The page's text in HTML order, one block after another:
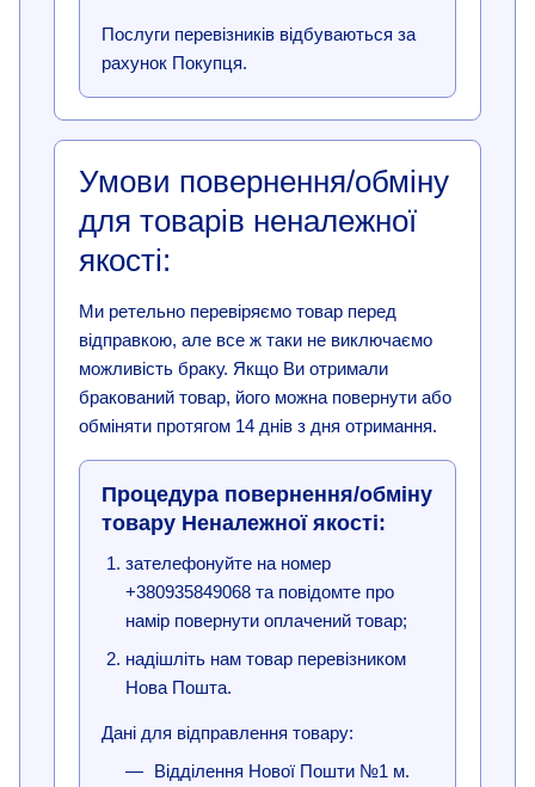
Послуги перевізників відбуваються за
рахунок Покупця.
Умови повернення/обміну
для товарів неналежної
якості:
Ми ретельно перевіряємо товар перед
відправкою, але все ж таки не виключаємо
можливість браку. Якщо Ви отримали
бракований товар, його можна повернути або
обміняти протягом 14 днів з дня отримання.
Процедура повернення/обміну
товару Неналежної якості:
зателефонуйте на номер
+380935849068 та повідомте про
намір повернути оплачений товар;
надішліть нам товар перевізником
Нова Пошта.
Дані для відправлення товару:
Відділення Нової Пошти №1 м.